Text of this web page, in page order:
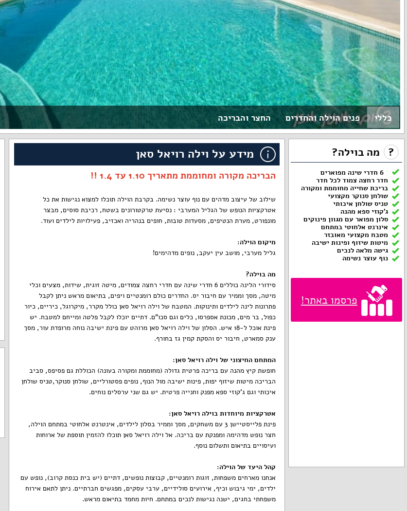
כללי פנים הוילה והחדרים החצר והבריכה
? מה בוילה?
6 חדרי שינה מפוארים
חדר רחצה צמוד לכל חדר
בריכת שחייה מחוממת ומקורה
שולחן סנוקר מקצועי
טניס שולחן איכותי
ג'קוזי ספא מהנה
סלון מפואר עם מגוון פינוקים
אינרנט אלחוטי במתחם
מטבח מקצועי מאובזר
מיטות שיזוף ופינות ישיבה
גישה מלאה לנכים
נוף עוצר נשימה
פרסמו באתר!
מידע על וילה רויאל סאן
הבריכה מקורה ומחוממת מתאריך 1.10 עד 1.4 !!
שילוב של עיצוב מדהים עם נוף עוצר נשימה. בקרבת הוילה תוכלו למצוא נגישות את כל
אטרקציות הנופש של הגליל המערבי : נסיעת טרקטורונים בשטח, רכיבת סוסים, מבצר
מונפורט, מערת הנטיפים, מסעדות טובות, חופים בנהריה ואכזיב, פעילויות לילדים ועוד.
מיקום הוילה:
גליל מערבי, מושב עין יעקב, נופים מדהימים!
מה בוילה?
סידורי הלינה כוללים 6 חדרי שינה עם חדרי רחצה צמודים, מיטה זוגית, שידות, מצעים וכלי
מיטה, מסך וממיר עם חיבור יס. החדרים כולם רומנטיים ויפים, בתיאום מראש ניתן לקבל
פתרונות לינה לילדים ותינוקות. המטבח של וילה רויאל סאן כולל מקרר, מיקרוגל, כיריים, כיור
כפול, בר מים, מכונת אספרסו, כלים וגם סכו"ם. דתיים יוכלו לקבל פלטה ומייחם למטבח. יש
פינת אוכל ל-18 איש. הסלון של וילה רויאל סאן מרוהט עם פינת ישיבה נוחה מרופדת עור, מסך
ענק סמארט, חיבור יס והסקת קמין גז בחורף.
המתחם החיצוני של וילה רויאל סאן:
חופשת קיץ מהנה עם בריכה פרטית גדולה (מחוממת ומקורה בעונה) הכוללת גם פסיפס, סביב
הבריכה מיטות שיזוף יפות, פינות ישיבה מול הנוף, נופים פסטורליים, שולחן סנוקר,טניס שולחן
איכותי וגם ג'קוזי ספא מפנק וחנייה פרטית. יש גם שני ערסלים נוחים.
אטרקציות מיוחדות בוילה רויאל סאן:
פינת פלייסטיישן 3 עם משחקים, מסך וממיר בסלון לילדים, אינטרנט אלחוטי במתחם הוילה,
חצר נופש מדהימה ומפנקת עם בריכה. אל וילה רויאל סאן תוכלו להזמין תוספת של ארוחות
ועיסויים בתיאום ותשלום נוסף.
קהל היעד של הוילה:
אנחנו מארחים משפחות, זוגות רומנטיים, קבוצות נופשים, דתיים (יש בית כנסת קרוב), נופש עם
ילדים, ימי גיבוש וכיף, אירועים סולידיים, ערבי עסקים, מפגשים חברתיים. ניתן לתאם אירוח
משפחתי בחגים, ישנה נגישות לנכים במתחם. חיות מחמד בתיאום מראש.